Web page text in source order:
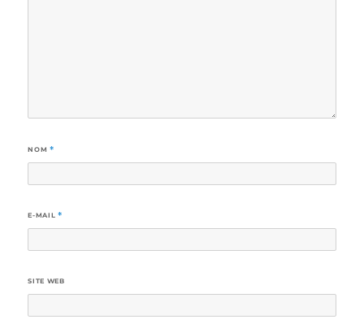
NOM *
E-MAIL *
SITE WEB